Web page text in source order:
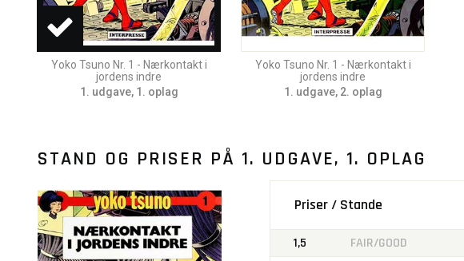
Yoko Tsuno Nr. 1 - Nærkontakt i
jordens indre
1. udgave, 1. oplag
Yoko Tsuno Nr. 1 - Nærkontakt i
jordens indre
1. udgave, 2. oplag
STAND OG PRISER PÅ 1. UDGAVE, 1. OPLAG
Priser / Stande
1,5 FAIR/GOOD